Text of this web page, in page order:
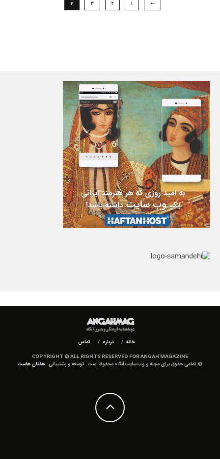
۱ ۲ ۳ ۴
خانه درباره
تماس
COPYRIGHT © ALL RIGHTS RESERVED FOR ANGAH MAGAZINE
© تمامی حقوق برای مجله و وب سایت آنگاه محفوظ است . توسعه و پشتیبانی : هفتان هاست